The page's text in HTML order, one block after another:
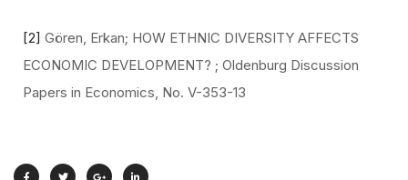
[2] Gören, Erkan; HOW ETHNIC DIVERSITY AFFECTS
ECONOMIC DEVELOPMENT? ; Oldenburg Discussion
Papers in Economics, No. V-353-13